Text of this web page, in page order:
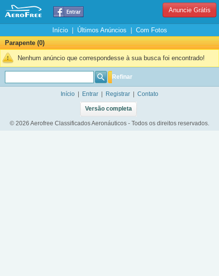
Anuncie Grátis
Início| Últimos Anúncios
Com Fotos
Parapente (0)
Nenhum anúncio que correspondesse à sua busca foi encontrado!
Refinar
Início Entrar Registrar Contato
Versão completa
© 2026 Aerofree Classificados Aeronáuticos - Todos os direitos reservados.